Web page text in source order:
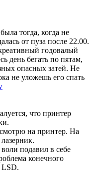
тогда, когда не
от пуза после 22.00.
годовалый
день бегать по пятам,
опасных затей. Не
не уложешь его спать
что принтер
на принтер. На
подавил в себе
конечного
LSD.